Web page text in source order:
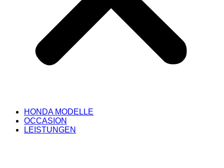
HONDA MODELLE
OCCASION
LEISTUNGEN